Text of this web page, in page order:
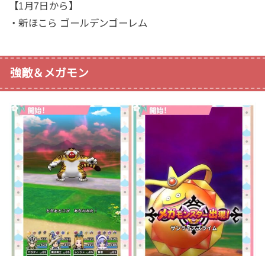
【1月7日から】
・新ほこら ゴールデンゴーレム
強敵＆メガモン